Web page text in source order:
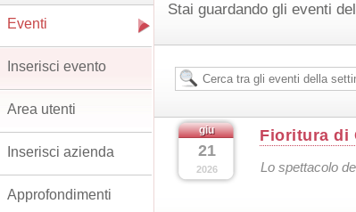
Stai guardando gli eventi
giu
21
2026
Fioritura di
Lo spettacolo
Eventi
Inserisci evento
Area utenti
Inserisci azienda
Approfondimenti